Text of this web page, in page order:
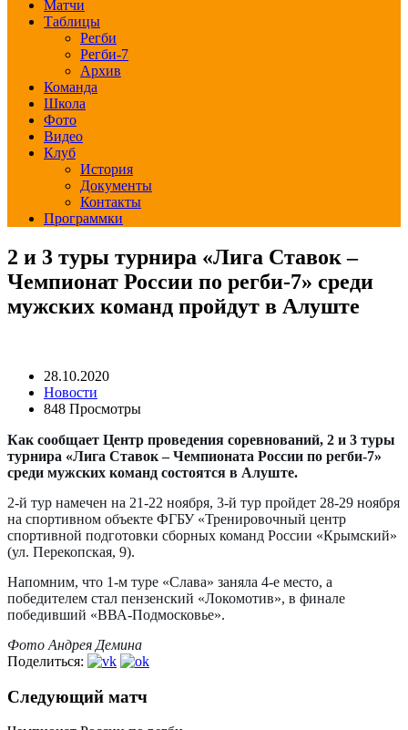
Матчи
Таблицы
Регби
Регби-7
Архив
Команда
Школа
Фото
Видео
Клуб
История
Документы
Контакты
Программки
2 и 3 туры турнира «Лига Ставок –
Чемпионат России по регби-7» среди
мужских команд пройдут в Алуште
28.10.2020
Новости
848 Просмотры
Как сообщает Центр проведения соревнований, 2 и 3 туры
турнира «Лига Ставок – Чемпионата России по регби-7»
среди мужских команд состоятся в Алуште.
2-й тур намечен на 21-22 ноября, 3-й тур пройдет 28-29 ноября
на спортивном объекте ФГБУ «Тренировочный центр
спортивной подготовки сборных команд России «Крымский»
(ул. Перекопская, 9).
Напомним, что 1-м туре «Слава» заняла 4-е место, а
победителем стал пензенский «Локомотив», в финале
победивший «ВВА-Подмосковье».
Фото Андрея Демина
Поделиться:
Следующий матч